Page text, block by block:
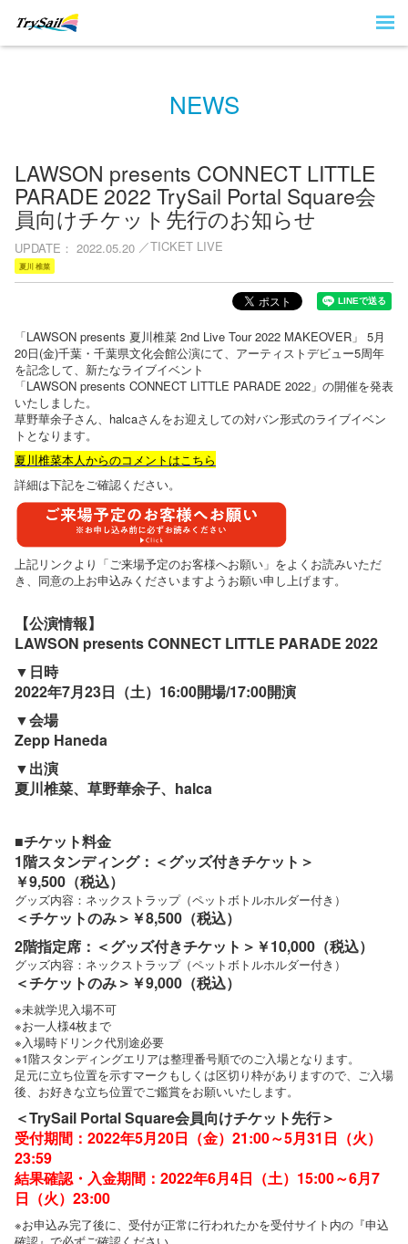
NEWS
LAWSON presents CONNECT LITTLE
PARADE 2022 TrySail Portal Square会
員向けチケット先行のお知らせ
UPDATE 2022.05.20 TICKET LIVE
夏川 椎菜
「LAWSON presents 夏川椎菜 2nd Live Tour 2022 MAKEOVER」 5月
20日(金)千葉・千葉県文化会館公演にて、アーティストデビュー5周年
を記念して、新たなライブイベント
「LAWSON presents CONNECT LITTLE PARADE 2022」の開催を発表
いたしました。
草野華余子さん、halcaさんをお迎えしての対バン形式のライブイベン
トとなります。
夏川椎菜本人からのコメントはこちら
詳細は下記をご確認ください。
上記リンクより「ご来場予定のお客様へお願い」をよくお読みいただ
き、同意の上お申込みくださいますようお願い申し上げます。
【公演情報】
LAWSON presents CONNECT LITTLE PARADE 2022
▼日時
2022年7月23日（土）16:00開場/17:00開演
▼会場
Zepp Haneda
▼出演
夏川椎菜、草野華余子、halca
■チケット料金
1階スタンディング：＜グッズ付きチケット＞
￥9,500（税込）
グッズ内容：ネックストラップ（ペットボトルホルダー付き）
＜チケットのみ＞￥8,500（税込）
2階指定席：＜グッズ付きチケット＞￥10,000（税込）
グッズ内容：ネックストラップ（ペットボトルホルダー付き）
＜チケットのみ＞￥9,000（税込）
※未就学児入場不可
※お一人様4枚まで
※入場時ドリンク代別途必要
※1階スタンディングエリアは整理番号順でのご入場となります。
足元に立ち位置を示すマークもしくは区切り枠がありますので、ご入場
後、お好きな立ち位置でご鑑賞をお願いいたします。
＜TrySail Portal Square会員向けチケット先行＞
受付期間：2022年5月20日（金）21:00～5月31日（火）
23:59
結果確認・入金期間：2022年6月4日（土）15:00～6月7
日（火）23:00
※お申込み完了後に、受付が正常に行われたかを受付サイト内の『申込